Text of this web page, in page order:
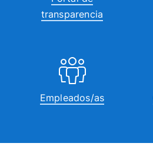
transparencia
Empleados/as